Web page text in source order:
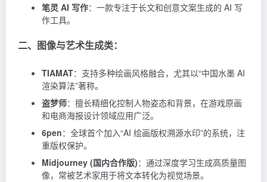
笔灵 AI 写作：一款专注于长文和创意文案生成的 AI 写
作工具。
二、图像与艺术生成类：
TIAMAT：支持多种绘画风格融合，尤其以“中国水墨 AI
渲染算法”著称。
盗梦师：擅长精细化控制人物姿态和背景，在游戏原画
和电商海报设计领域应用广泛。
6pen：全球首个加入“AI 绘画版权溯源水印”的系统，注
重版权保护。
Midjourney (国内合作版)：通过深度学习生成高质量图
像，常被艺术家用于将文本转化为视觉场景。